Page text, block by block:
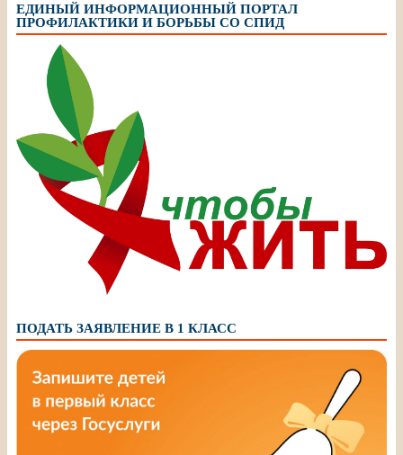
ЕДИНЫЙ ИНФОРМАЦИОННЫЙ ПОРТАЛ
ПРОФИЛАКТИКИ И БОРЬБЫ СО СПИД
ПОДАТЬ ЗАЯВЛЕНИЕ В 1 КЛАСС